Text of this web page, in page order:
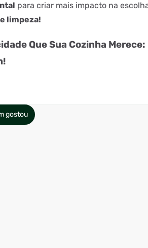
para criar mais impacto na
limpeza!
Que Sua Cozinha Merece:
gostou